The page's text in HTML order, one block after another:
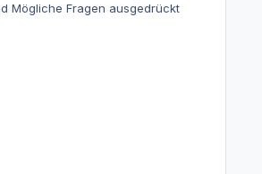
Mögliche Fragen ausgedrückt